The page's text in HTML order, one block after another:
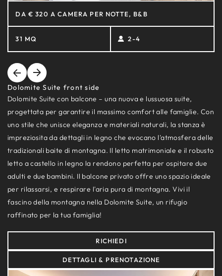
DA € 320 A CAMERA PER NOTTE, B&B
31 MQ 2-4
Dolomite Suite front side
Dolomite Suite con balcone – una nuova e lussuosa suite,
progettata per garantire il massimo comfort alle famiglie. Con
uno stile che unisce eleganza e materiali naturali, la stanza è
impreziosita da dettagli in legno che evocano l'atmosfera delle
tradizionali baite di montagna. Il letto matrimoniale e il robusto
letto a castello in legno la rendono perfetta per ospitare due
adulti e due bambini. Il balcone privato offre uno spazio ideale
per rilassarsi, e respirare l'aria pura di montagna. Vivi il
fascino della montagna nella Dolomite Suite, un rifugio
raffinato per la tua famiglia!
RICHIEDI
DETTAGLI & PRENOTAZIONE